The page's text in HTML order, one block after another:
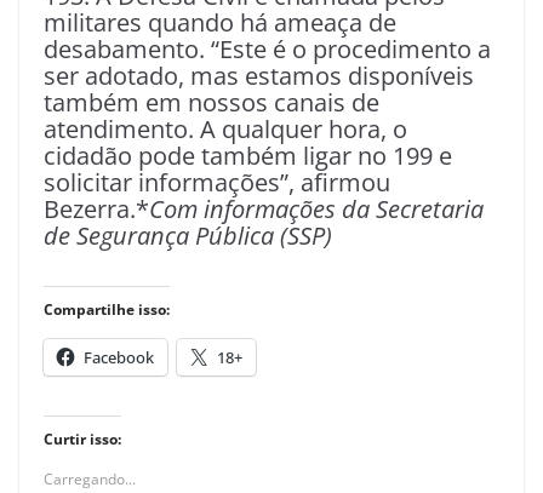
militares quando há ameaça de
desabamento. “Este é o procedimento a
ser adotado, mas estamos disponíveis
também em nossos canais de
atendimento. A qualquer hora, o
cidadão pode também ligar no 199 e
solicitar informações”, afirmou
Bezerra.*Com informações da Secretaria
de Segurança Pública (SSP)
Compartilhe isso:
Facebook 18+
Curtir isso:
Carregando...